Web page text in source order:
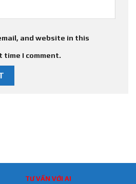
and website in this
I comment.
TƯ VẤN VỚI AI